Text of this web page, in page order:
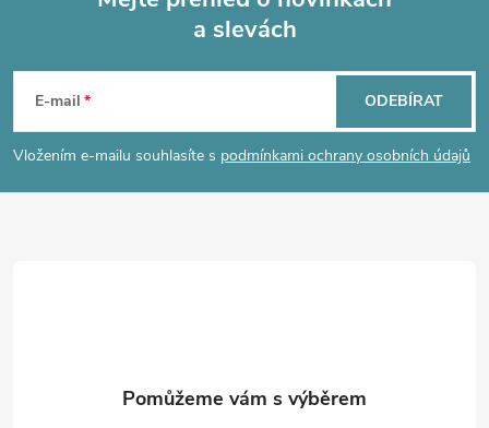
p
a
a slevách
E-mail
Vložením e-mailu souhlasíte s podmínkami ochrany osobních údajů
ODEBÍRAT